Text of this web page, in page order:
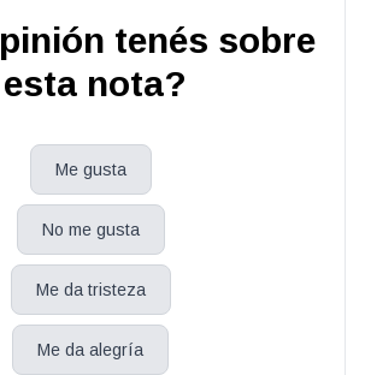
tenés sobre
esta nota?
Me gusta
No me gusta
Me da tristeza
Me da alegría